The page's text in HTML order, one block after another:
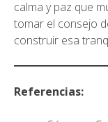
calma y paz que
tomar el consejo
construir esa
Referencias: